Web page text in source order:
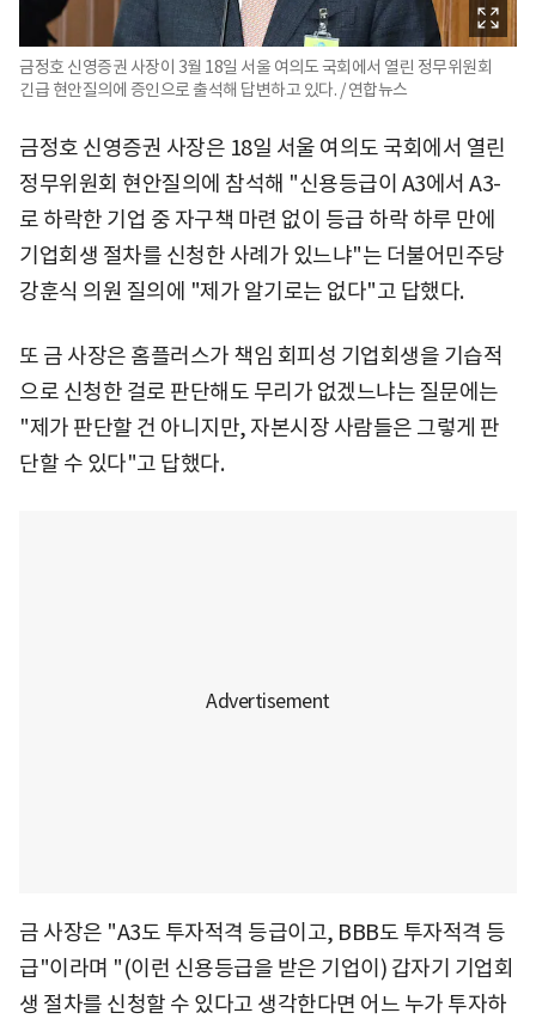
금정호 신영증권 사장이 3월 18일 서울 여의도 국회에서 열린 정무위원회
긴급 현안질의에 증인으로 출석해 답변하고 있다. / 연합뉴스
금정호 신영증권 사장은 18일 서울 여의도 국회에서 열린
정무위원회 현안질의에 참석해 "신용등급이 A3에서 A3-
로 하락한 기업 중 자구책 마련 없이 등급 하락 하루 만에
기업회생 절차를 신청한 사례가 있느냐"는 더불어민주당
강훈식 의원 질의에 "제가 알기로는 없다"고 답했다.
또 금 사장은 홈플러스가 책임 회피성 기업회생을 기습적
으로 신청한 걸로 판단해도 무리가 없겠느냐는 질문에는
"제가 판단할 건 아니지만, 자본시장 사람들은 그렇게 판
단할 수 있다"고 답했다.
금 사장은 "A3도 투자적격 등급이고, BBB도 투자적격 등
급"이라며 "(이런 신용등급을 받은 기업이) 갑자기 기업회
생 절차를 신청할 수 있다고 생각한다면 어느 누가 투자하